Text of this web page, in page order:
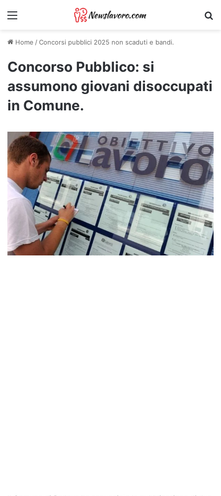
Menu
Home /Concorsi pubblici 2025 non scaduti e bandi.
Concorso Pubblico: si
assumono giovani disoccupati
in Comune.